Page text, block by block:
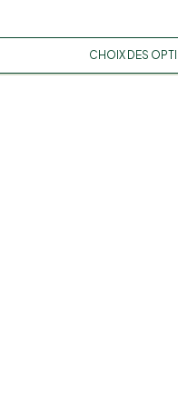
CHOIX DES